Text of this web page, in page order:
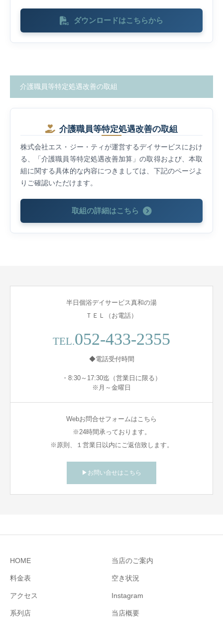
ダウンロードはこちらから
介護職員等特定処遇改善の取組
介護職員等特定処遇改善の取組
株式会社エス・ジー・ティが運営するデイサービスにおけ
る、「介護職員等特定処遇改善加算」の取得および、本取
組に関する具体的な内容につきましては、下記のページよ
りご確認いただけます。
取組の詳細はこちら
半日個浴デイサービス真和の湯
ＴＥＬ（お電話）
TEL.052-433-2355
◆電話受付時間
・8:30～17:30迄（営業日に限る）
※月～金曜日
Webお問合せフォームはこちら
※24時間承っております。
※原則、１営業日以内にご返信致します。
▶お問い合せはこちら
HOME 当店のご案内
料金表 空き状況
アクセス Instagram
系列店 当店概要